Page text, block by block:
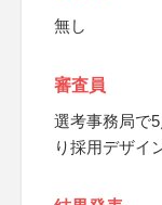
無し
審査員
選考事務局で
り採用デザイ